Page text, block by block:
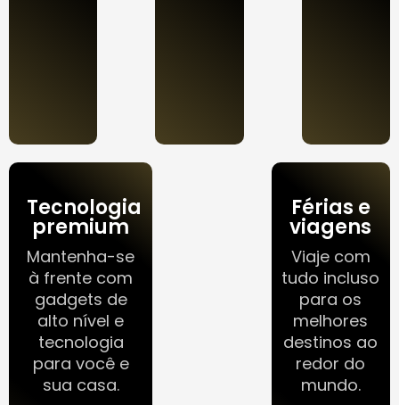
Tecnologia
premium
Mantenha-se
à frente com
gadgets de
alto nível e
tecnologia
para você e
sua casa.
Férias e
viagens
Viaje com
tudo incluso
para os
melhores
destinos ao
redor do
mundo.